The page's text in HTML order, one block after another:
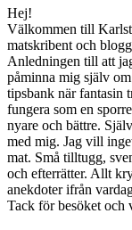
Hej!
Välkommen till
matskribent och
Anledningen till att
påminna mig själv
tipsbank när fantasin
fungera som en
nyare och bättre.
med mig. Jag vill
mat. Små tilltugg,
och efterrätter. Allt
anekdoter ifrån
Tack för besöket och